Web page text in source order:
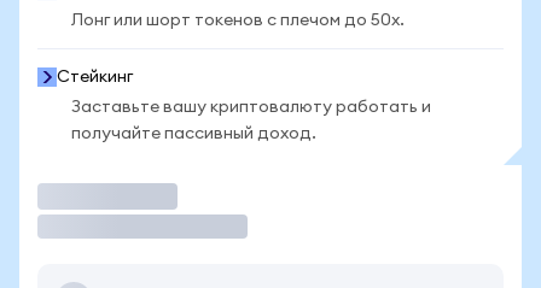
Лонг или шорт токенов с плечом до 50x.
Стейкинг
Заставьте вашу криптовалюту работать и
получайте пассивный доход.